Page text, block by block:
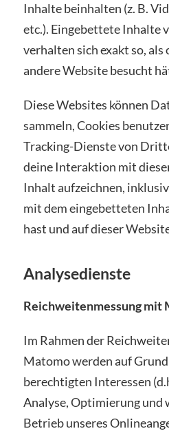
Inhalte beinhalten (z. B.
etc.). Eingebettete Inhalte
verhalten sich exakt so, als
andere Website besucht
Diese Websites können
sammeln, Cookies
Tracking-Dienste von
deine Interaktion mit
Inhalt aufzeichnen,
mit dem eingebetteten
hast und auf dieser
Analysedienste
Reichweitenmessung mit
Im Rahmen der
Matomo werden auf
berechtigten Interessen
Analyse, Optimierung
Betrieb unseres